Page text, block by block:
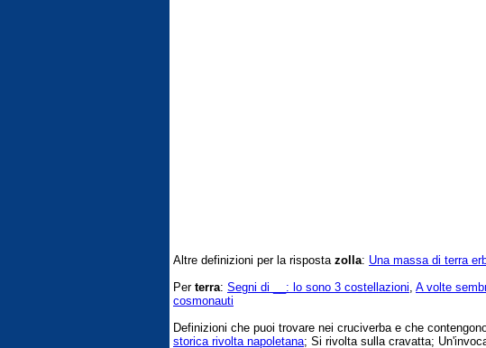
Altre definizioni per la risposta zolla: Una massa di terra
Per terra: Segni di __: lo sono 3 costellazioni A volte
cosmonauti
Definizioni che puoi trovare nei cruciverba e che
storica rivolta napoletana; Si rivolta sulla cravatta;